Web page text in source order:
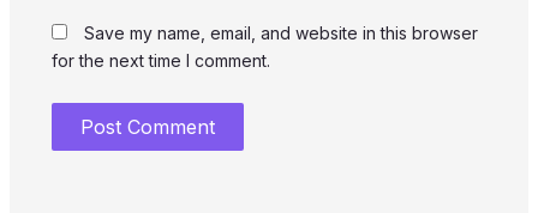
Save my name, email, and website in this browser
for the next time I comment.